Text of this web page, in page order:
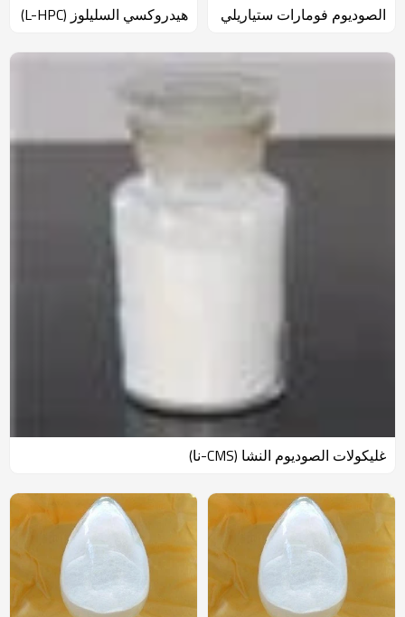
الصوديوم فومارات ستياريلي هيدروكسي السليلوز (L-HPC)
غليكولات الصوديوم النشا (CMS-نا)